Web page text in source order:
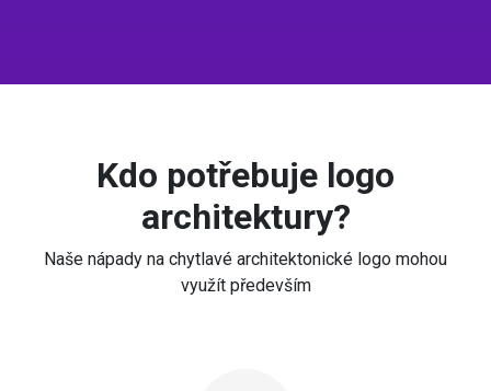
Kdo potřebuje logo
architektury?
Naše nápady na chytlavé architektonické logo mohou
využít především